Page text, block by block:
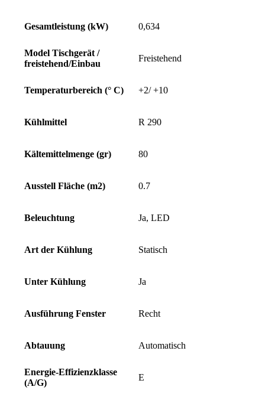
Gesamtleistung (kW) 0,634
Model Tischgerät /
freistehend/Einbau
Freistehend
Temperaturbereich (° C) +2/ +10
Kühlmittel R 290
Kältemittelmenge (gr) 80
Ausstell Fläche (m2) 0.7
Beleuchtung Ja, LED
Art der Kühlung Statisch
Unter Kühlung Ja
Ausführung Fenster Recht
Abtauung Automatisch
Energie-Effizienzklasse
(A/G)
E